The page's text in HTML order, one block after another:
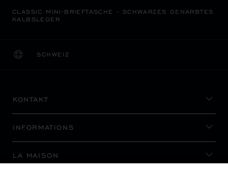
CLASSIC MINI-BRIEFTASCHE - SCHWARZES GENARBTES
KALBSLEDER
SCHWEIZ
LOKALISIERUNG (LAND ÄNDERN)
LAND ÄNDERN
KONTAKT
INFORMATIONS
LA MAISON